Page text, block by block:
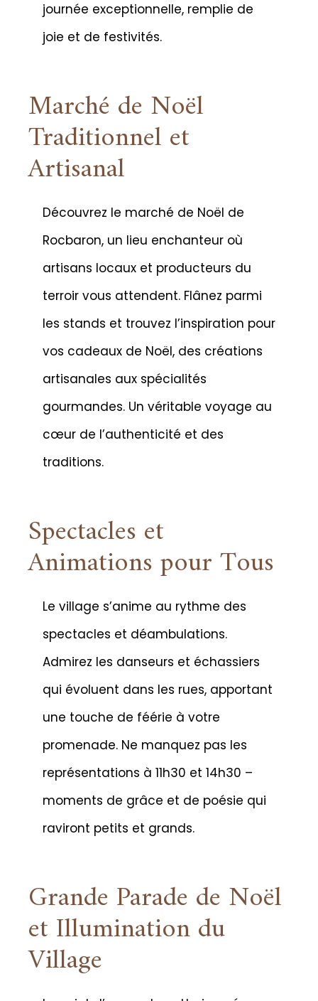
journée exceptionnelle, remplie de
joie et de festivités.
Marché de Noël
Traditionnel et
Artisanal
Découvrez le marché de Noël de
Rocbaron, un lieu enchanteur où
artisans locaux et producteurs du
terroir vous attendent. Flânez parmi
les stands et trouvez l’inspiration pour
vos cadeaux de Noël, des créations
artisanales aux spécialités
gourmandes. Un véritable voyage au
cœur de l’authenticité et des
traditions.
Spectacles et
Animations pour Tous
Le village s’anime au rythme des
spectacles et déambulations.
Admirez les danseurs et échassiers
qui évoluent dans les rues, apportant
une touche de féérie à votre
promenade. Ne manquez pas les
représentations à 11h30 et 14h30 –
moments de grâce et de poésie qui
raviront petits et grands.
Grande Parade de Noël
et Illumination du
Village